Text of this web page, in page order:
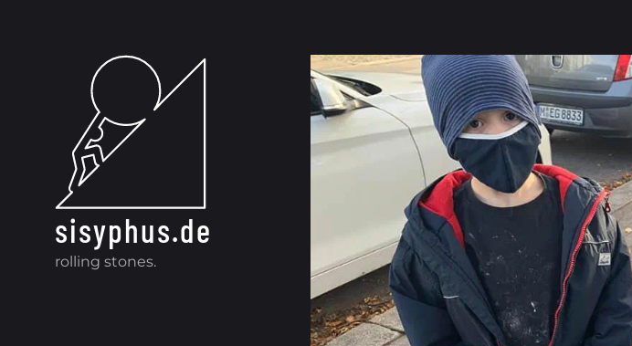
sisyphus.de
rolling stones.